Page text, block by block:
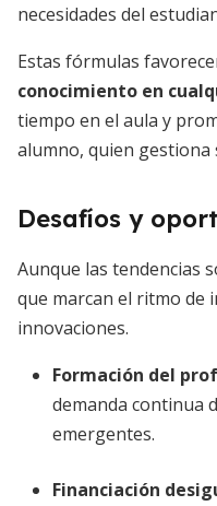
necesidades del
Estas fórmulas
conocimiento en
tiempo en el aula y
alumno, quien
Desafíos y
Aunque las tendencias
que marcan el ritmo de
innovaciones.
Formación del
demanda continua
emergentes.
Financiación